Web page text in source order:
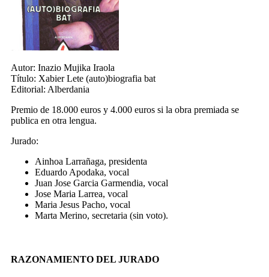
Autor: Inazio Mujika Iraola
Título: Xabier Lete (auto)biografia bat
Editorial: Alberdania
Premio de 18.000 euros y 4.000 euros si la obra premiada se
publica en otra lengua.
Jurado:
Ainhoa Larrañaga, presidenta
Eduardo Apodaka, vocal
Juan Jose Garcia Garmendia, vocal
Jose Maria Larrea, vocal
Maria Jesus Pacho, vocal
Marta Merino, secretaria (sin voto).
RAZONAMIENTO DEL JURADO